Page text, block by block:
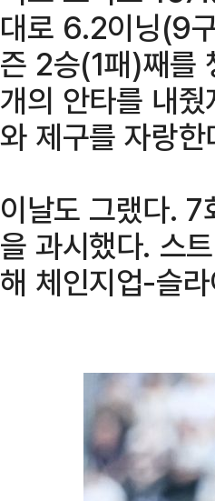
대로 6.2이닝(9
즌 2승(1패)째를
개의 안타를 내
와 제구를 자랑한
이날도 그랬다.
을 과시했다. 스
해 체인지업-슬